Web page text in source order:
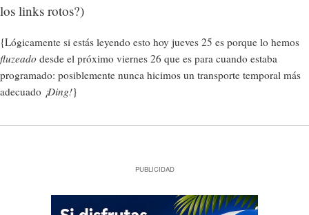
los links rotos?)
{Lógicamente si estás leyendo esto hoy jueves 25 es porque lo hemos
fluzeado desde el próximo viernes 26 que es para cuando estaba
programado: posiblemente nunca hicimos un transporte temporal más
adecuado ¡Ding!}
PUBLICIDAD